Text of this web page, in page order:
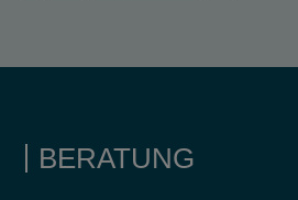
BERATUNG